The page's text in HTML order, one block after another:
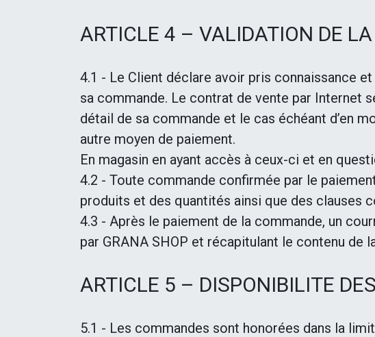
ARTICLE 4 – VALIDATION DE
4.1 - Le Client déclare avoir pris connaissance
sa commande. Le contrat de vente par Internet
détail de sa commande et le cas échéant d’en
autre moyen de paiement.
En magasin en ayant accès à ceux-ci et en
4.2 - Toute commande confirmée par le
produits et des quantités ainsi que des clauses
4.3 - Après le paiement de la commande, un
par GRANA SHOP et récapitulant le contenu de
ARTICLE 5 – DISPONIBILITE
5.1 - Les commandes sont honorées dans la